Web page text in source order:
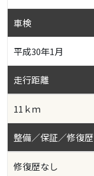
車検
平成30年1月
走行距離
11ｋｍ
整備／保証／修復歴
修復歴なし